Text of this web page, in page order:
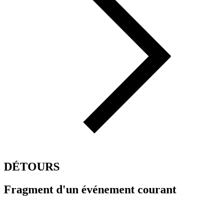
DÉTOURS
Fragment d'un événement courant